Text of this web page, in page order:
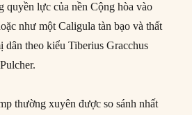
quyền lực của nền Cộng hòa vào
như một Caligula tàn bạo và thất
dân theo kiểu Tiberius Gracchus
thường xuyên được so sánh nhất